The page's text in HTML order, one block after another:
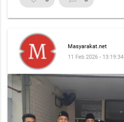
Masyarakat.net
11 Feb 2026 - 13:19:34